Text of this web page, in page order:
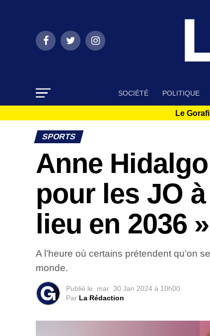
SOCIÉTÉ POLITIQUE
Le
SPORTS
Anne
pour les JO
lieu en 2036 »
A l’heure où certains prétendent qu’on
monde.
Publié le mar 30 Jan 2024 à 10h00
Par La Rédaction